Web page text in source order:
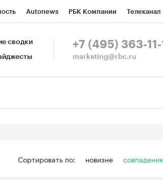
Autonews РБК Компании Телеканал
СПб Конференции СПб Спецпроекты
сводки +7 (495) 363-11-
marketing@rbc.ru
Сортировать по: новизне